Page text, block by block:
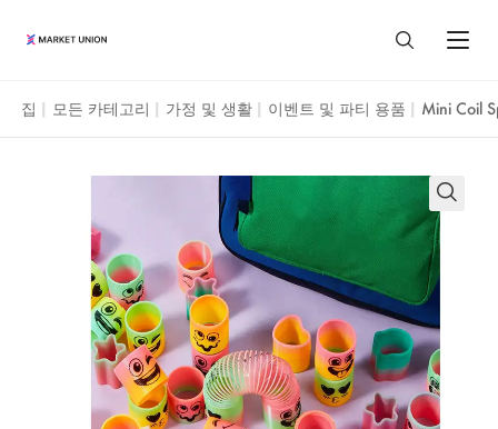
모든 제품
집과 마당
축제 및 파티 용품
시계 및 보석
장난감과 취미
이우 시장
이우에 대하여
광저우 시장
산터우 시장
우리에 대하여
마켓 유니온 프로필
마켓 유니온 사업 부문
조달 가이드
집 | 모든 카테고리 | 가정 및 생활 | 이벤트 및 파티 용품 | Mini Coil